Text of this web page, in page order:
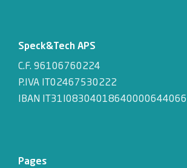
Speck&Tech APS
C.F. 96106760224
P.IVA IT02467530222
IBAN
Pages